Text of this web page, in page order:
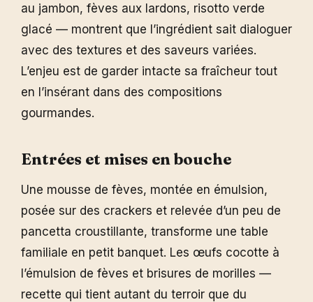
au jambon, fèves aux lardons, risotto verde
glacé — montrent que l’ingrédient sait dialoguer
avec des textures et des saveurs variées.
L’enjeu est de garder intacte sa fraîcheur tout
en l’insérant dans des compositions
gourmandes.
Entrées et mises en bouche
Une mousse de fèves, montée en émulsion,
posée sur des crackers et relevée d’un peu de
pancetta croustillante, transforme une table
familiale en petit banquet. Les œufs cocotte à
l’émulsion de fèves et brisures de morilles —
recette qui tient autant du terroir que du